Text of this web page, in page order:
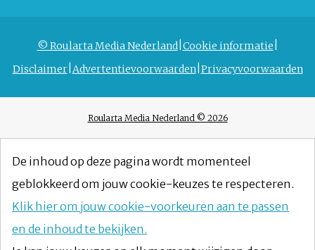
© Roularta Media Nederland Cookie informatie
Disclaimer Advertentievoorwaarden Privacyvoorwaarden
Roularta Media Nederland © 2026
De inhoud op deze pagina wordt momenteel
geblokkeerd om jouw cookie-keuzes te respecteren.
Klik hier om jouw cookie-voorkeuren aan te passen
en de inhoud te bekijken.